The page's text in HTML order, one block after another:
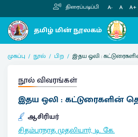
திரைப்படிப்பி A- A A+
முகப்பு நூல் பிற இதய ஒலி :
நூல் விவரங்கள்
இதய ஒலி : கட்டுரைகளின்
ஆசிரியர்
சிதம்பரநாத முதலியார், டி. கே.